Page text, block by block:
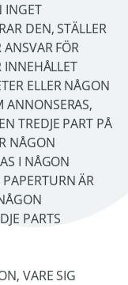
INGET
DEN, STÄLLER
ANSVAR FÖR
INNEHÅLLET
ELLER NÅGON
ANNONSERAS,
TREDJE PART PÅ
NÅGON
I NÅGON
ÄR
PARTS
VARE SIG